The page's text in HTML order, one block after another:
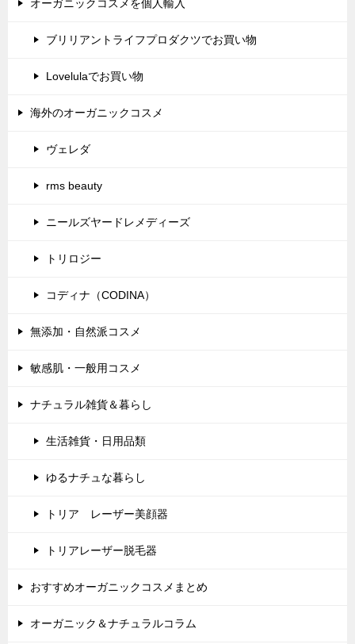
オーガニックコスメを個人輸入
ブリリアントライフプロダクツでお買い物
Lovelulaでお買い物
海外のオーガニックコスメ
ヴェレダ
rms beauty
ニールズヤードレメディーズ
トリロジー
コディナ（CODINA）
無添加・自然派コスメ
敏感肌・一般用コスメ
ナチュラル雑貨＆暮らし
生活雑貨・日用品類
ゆるナチュな暮らし
トリア レーザー美顔器
トリアレーザー脱毛器
おすすめオーガニックコスメまとめ
オーガニック＆ナチュラルコラム